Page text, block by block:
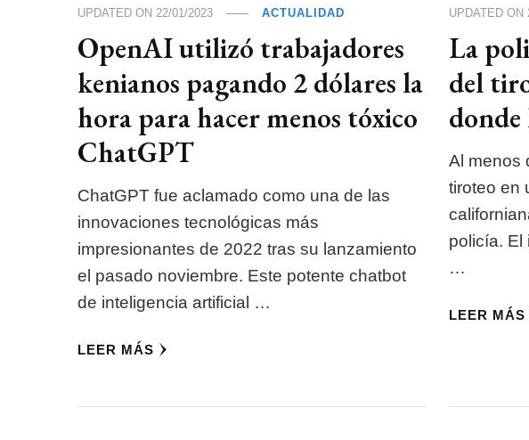
UPDATED ON22/01/2023 ACTUALIDAD
OpenAI utilizó trabajadores
kenianos pagando 2 dólares la
hora para hacer menos tóxico
ChatGPT
ChatGPT fue aclamado como una de las
innovaciones tecnológicas más
impresionantes de 2022 tras su lanzamiento
el pasado noviembre. Este potente chatbot
de inteligencia artificial …
LEER MÁS
UPDATED ON
La
del
Al menos
tiroteo en
policía. El
…
LEER MÁS